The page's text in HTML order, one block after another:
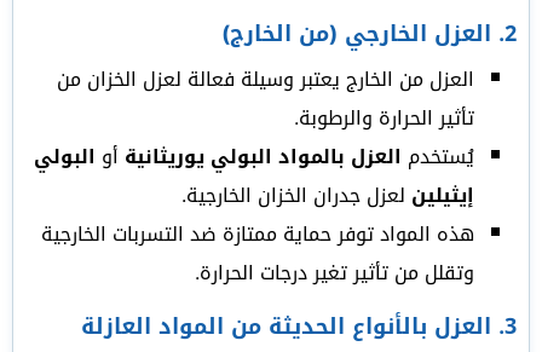
2. العزل الخارجي (من الخارج)
العزل من الخارج يعتبر وسيلة فعالة لعزل الخزان من
تأثير الحرارة والرطوبة.
يُستخدم العزل بالمواد البولي يوريثانية أو البولي
إيثيلين لعزل جدران الخزان الخارجية.
هذه المواد توفر حماية ممتازة ضد التسربات الخارجية
وتقلل من تأثير تغير درجات الحرارة.
3. العزل بالأنواع الحديثة من المواد العازلة